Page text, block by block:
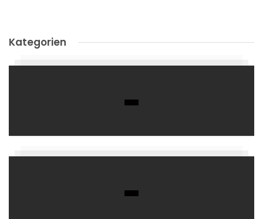
Kategorien